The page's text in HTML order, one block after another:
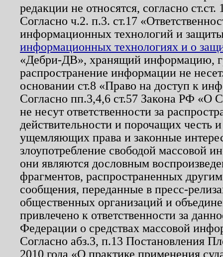
редакции не относятся, согласно
Согласно ч.2. п.3. ст.17
информационных технологий и
информационных технологиях и о
«Дебри-ДВ», хранящий информацию,
распространение информации не
основании ст.8 «Право на доступ к
Согласно пп.3,4,6 ст.57 Закона РФ «О
не несут ответственности за
действительности и порочащих честь
ущемляющих права и законные
злоупотребление свободой массовой
они являются дословным
фрагментов, распространенных
сообщения, переданные в пресс-
общественных организаций и
привлечено к ответственности за
Федерации о средствах массовой
Согласно абз.3, п.13 Постановления
2010 года «О практике применения